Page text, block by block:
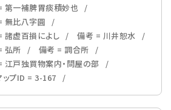
第一補脾胃痰積妙也
無比八字圓
諸虚百損によし
備考 = 川井恕水
弘所
備考 = 調合所
江戸独買物案内・問屋の部
ップID = 3-167